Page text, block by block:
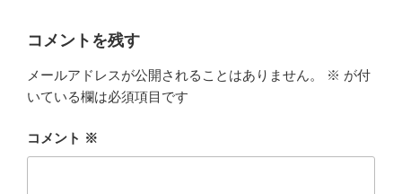
コメントを残す
メールアドレスが公開されることはありません。 ※ が付
いている欄は必須項目です
コメント ※